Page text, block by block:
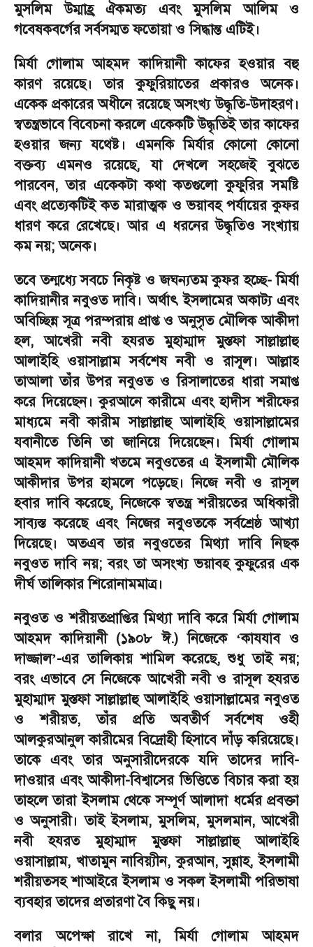
মুসলিম উম্মাহ্র ঐকমত্য এবং মুসলিম আলিম ও
গবেষকবর্গের সর্বসম্মত ফতোয়া ও সিদ্ধান্ত এটিই।
মির্যা গোলাম আহমদ কাদিয়ানী কাফের হওয়ার বহু
কারণ রয়েছে। তার কুফুরিয়াতের প্রকারও অনেক।
একেক প্রকারের অধীনে রয়েছে অসংখ্য উদ্ধৃতি-উদাহরণ।
স্বতন্ত্রভাবে বিবেচনা করলে একেকটি উদ্ধৃতিই তার কাফের
হওয়ার জন্য যথেষ্ট। এমনকি মির্যার কোনো কোনো
বক্তব্য এমনও রয়েছে,যা দেখলে সহজেই বুঝতে
পারবেন,তার একেকটা কথা কতগুলো কুফুরির সমষ্টি
এবং প্রত্যেকটিই কত মারাত্মক ও ভয়াবহ পর্যায়ের কুফর
ধারণ করে রেখেছে। আর এ ধরনের উদ্ধৃতিও সংখ্যায়
কম নয়;অনেক।
তবে তন্মধ্যে সবচে নিকৃষ্ট ও জঘন্যতম কুফর হচ্ছে-মির্যা
কাদিয়ানীর নবুওত দাবি। অর্থাৎ ইসলামের অকাট্য এবং
অবিচ্ছিন্ন সূত্র পরম্পরায় প্রাপ্ত ও অনুসৃত মৌলিক আকীদা
হল,আখেরী নবী হযরত মুহাম্মাদ মুস্তফা সাল্লাল্লাহু
আলাইহি ওয়াসাল্লাম সর্বশেষ নবী ও রাসূল। আল্লাহ
তাআলা তাঁর উপর নবুওত ও রিসালাতের ধারা সমাপ্ত
করে দিয়েছেন। কুরআনে কারীমে এবং হাদীস শরীফের
মাধ্যমে নবী কারীম সাল্লাল্লাহু আলাইহি ওয়াসাল্লামের
যবানীতে তিনি তা জানিয়ে দিয়েছেন। মির্যা গোলাম
আহমদ কাদিয়ানী খতমে নবুওতের এ ইসলামী মৌলিক
আকীদার উপর হামলে পড়েছে। নিজে নবী ও রাসূল
হবার দাবি করেছে,নিজেকে স্বতন্ত্র শরীয়তের অধিকারী
সাব্যস্ত করেছে এবং নিজের নবুওতকে সর্বশ্রেষ্ঠ আখ্যা
দিয়েছে। অতএব তার নবুওতের মিথ্যা দাবি নিছক
নবুওত দাবি নয়;বরং তা অসংখ্য ভয়াবহ কুফুরের এক
দীর্ঘ তালিকার শিরোনামমাত্র।
নবুওত ও শরীয়তপ্রাপ্তির মিথ্যা দাবি করে মির্যা গোলাম
আহমদ কাদিয়ানী (১৯০৮ ঈ.) নিজেকে ‘কাযযাব ও
দাজ্জাল’-এর তালিকায় শামিল করেছে,শুধু তাই নয়;
বরং এভাবে সে নিজেকে আখেরী নবী ও রাসূল হযরত
মুহাম্মাদ মুস্তফা সাল্লাল্লাহু আলাইহি ওয়াসাল্লামের নবুওত
ও শরীয়ত,তাঁর প্রতি অবতীর্ণ সর্বশেষ ওহী
আলকুরআনুল কারীমের বিদ্রোহী হিসাবে দাঁড় করিয়েছে।
তাকে এবং তার অনুসারীদেরকে যদি তাদের দাবি-
দাওয়ার এবং আকীদা-বিশ্বাসের ভিত্তিতে বিচার করা হয়
তাহলে তারা ইসলাম থেকে সম্পূর্ণ আলাদা ধর্মের প্রবক্তা
ও অনুসারী। তাই ইসলাম,মুসলিম,মুসলমান,আখেরী
নবী হযরত মুহাম্মাদ মুস্তফা সাল্লাল্লাহু আলাইহি
ওয়াসাল্লাম, খাতামুন নাবিয়্যীন,কুরআন,সুন্নাহ,ইসলামী
শরীয়তসহ শাআইরে ইসলাম ও সকল ইসলামী পরিভাষা
ব্যবহার তাদের প্রতারণা বৈ কিছু নয়।
বলার অপেক্ষা রাখে না,মির্যা গোলাম আহমদ